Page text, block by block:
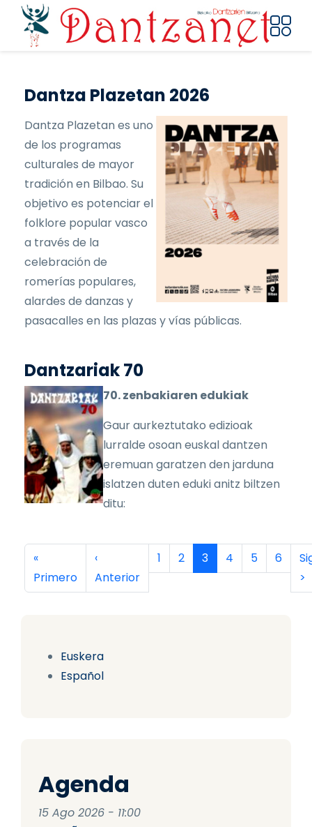
Pasar al contenido principal
Euskera
Español
Agenda
15 Ago 2026 - 11:00
Dantza Plazetan 2026
Dantza Plazetan es uno
de los programas
culturales de mayor
tradición en Bilbao. Su
objetivo es potenciar el
folklore popular vasco
a través de la
celebración de
romerías populares,
alardes de danzas y
pasacalles en las plazas y vías públicas.
Dantzariak 70
70. zenbakiaren edukiak
Gaur aurkeztutako edizioak
lurralde osoan euskal dantzen
eremuan garatzen den jarduna
islatzen duten eduki anitz biltzen
ditu:
Paginación
Primera página
«
Primero
Página anterior
‹
Anterior
Página
1 Página
2 Página actual
3 Página
4 Página
5 Página
6
>